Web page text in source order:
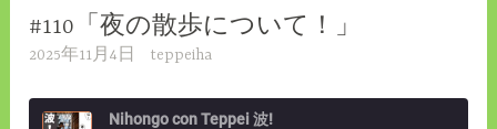
#110「夜の散歩について！」
2025年11月4日 teppeiha
Nihongo con Teppei 波!